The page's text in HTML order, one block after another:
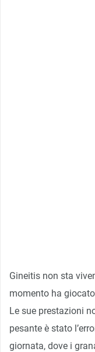
Gineitis non sta
momento ha
Le sue prestazioni
pesante è stato
giornata, dove i